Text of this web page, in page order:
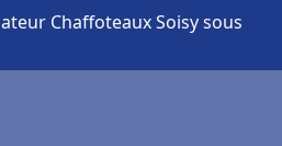
Chaffoteaux Soisy sous